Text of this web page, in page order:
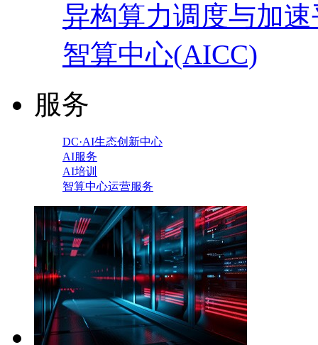
异构算力调度与加
智算中心(AICC)
服务
DC·AI生态创新中心
AI服务
AI培训
智算中心运营服务